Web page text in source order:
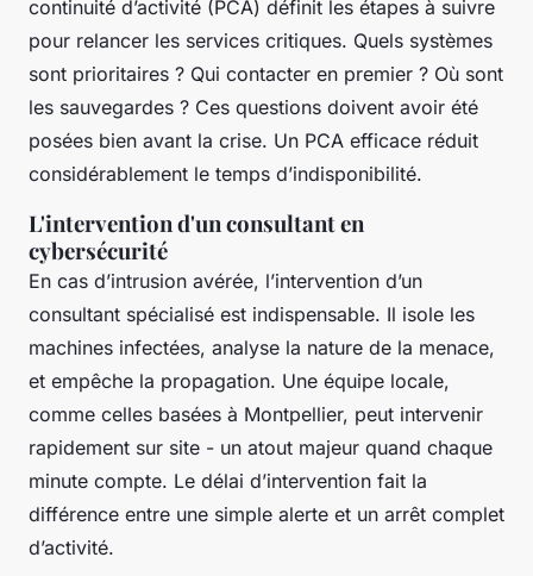
continuité d’activité (PCA) définit les étapes à suivre
pour relancer les services critiques. Quels systèmes
sont prioritaires ? Qui contacter en premier ? Où sont
les sauvegardes ? Ces questions doivent avoir été
posées bien avant la crise. Un PCA efficace réduit
considérablement le temps d’indisponibilité.
L'intervention d'un consultant en
cybersécurité
En cas d’intrusion avérée, l’intervention d’un
consultant spécialisé est indispensable. Il isole les
machines infectées, analyse la nature de la menace,
et empêche la propagation. Une équipe locale,
comme celles basées à Montpellier, peut intervenir
rapidement sur site - un atout majeur quand chaque
minute compte. Le délai d’intervention fait la
différence entre une simple alerte et un arrêt complet
d’activité.